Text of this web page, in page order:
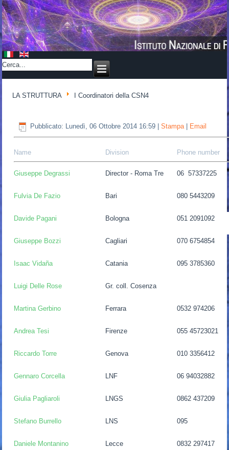
LA STRUTTURA I Coordinatori della CSN4
Pubblicato: Lunedì, 06 Ottobre 2014 16:59 |Stampa Email
Name Division Phone number
Giuseppe Degrassi Director - Roma Tre 06 57337225
Fulvia De Fazio Bari 080 5443209
Davide Pagani Bologna 051 2091092
Giuseppe Bozzi Cagliari 070 6754854
Isaac Vidaña Catania 095 3785360
Luigi Delle Rose Gr. coll. Cosenza
Martina Gerbino Ferrara 0532 974206
Andrea Tesi Firenze 055 45723021
Riccardo Torre Genova 010 3356412
Gennaro Corcella LNF 06 94032882
Giulia Pagliaroli LNGS 0862 437209
Stefano Burrello LNS 095
Daniele Montanino Lecce 0832 297417